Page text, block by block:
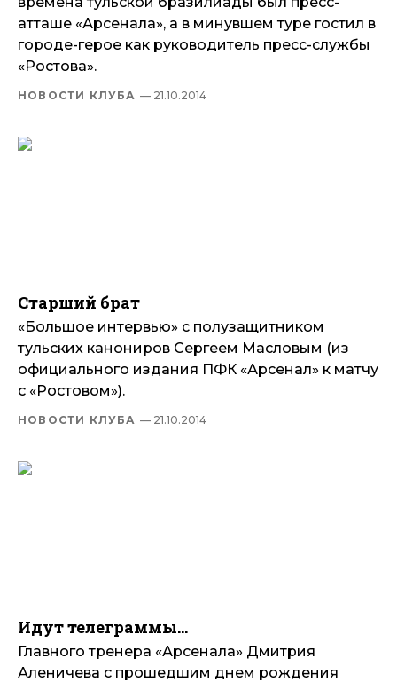
атташе «Арсенала», а в минувшем туре гостил в
городе-герое как руководитель пресс-службы
«Ростова».
НОВОСТИ КЛУБА — 21.10.2014
Старший брат
«Большое интервью» с полузащитником
тульских канониров Сергеем Масловым (из
официального издания ПФК «Арсенал» к матчу
с «Ростовом»).
НОВОСТИ КЛУБА — 21.10.2014
Идут телеграммы…
Главного тренера «Арсенала» Дмитрия
Аленичева с прошедшим днем рождения